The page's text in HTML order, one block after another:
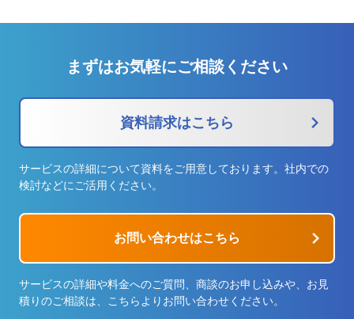
まずはお気軽にご相談ください
資料請求はこちら
サービスの詳細について資料をご用意しております。社内での
検討などにご活用ください。
お問い合わせはこちら
サービスの詳細や料金へのご質問、商談のお申し込みや、お見
積りのご相談は、こちらよりお問い合わせください。